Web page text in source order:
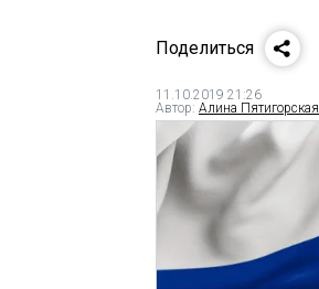
Поделиться
11.10.2019 21:26
Автор: Алина Пятигорская